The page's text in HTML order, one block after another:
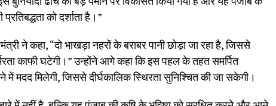
को दर्शाता है।”
ने कहा, “दो भाखड़ा नहरों के बराबर पानी छोड़ा जा रहा है, जिससे
काफी घटेगी।” उन्होंने आगे कहा कि इस पहल के तहत समर्पित
मिलेगी, जिससे दीर्घकालिक स्थिरता सुनिश्चित की जा सकेगी।